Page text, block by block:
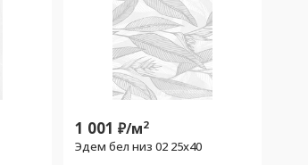
1 001 ₽/м2
Эдем бел низ 02 25x40